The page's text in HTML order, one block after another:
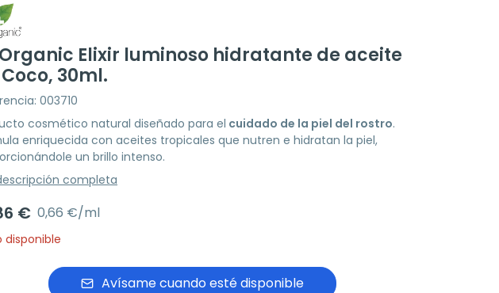
Elixir luminoso hidratante de aceite
30ml.
003710
cosmético natural diseñado para el cuidado de la piel del rostro.
enriquecida con aceites tropicales que nutren e hidratan la piel,
un brillo intenso.
completa
€ 0,66 €/ml
disponible
Avísame cuando esté disponible